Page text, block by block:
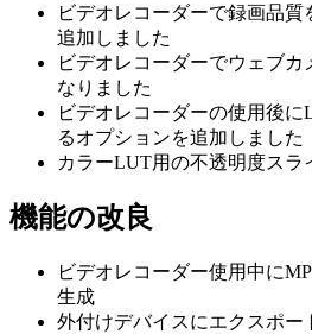
ビデオレコーダーで録画品
追加しました
ビデオレコーダーでウェブ
なりました
ビデオレコーダーの使用後に
るオプションを追加しました
カラーLUT用の不透明度スラ
機能の改良
ビデオレコーダー使用中に
生成
外付けデバイスにエクスポー